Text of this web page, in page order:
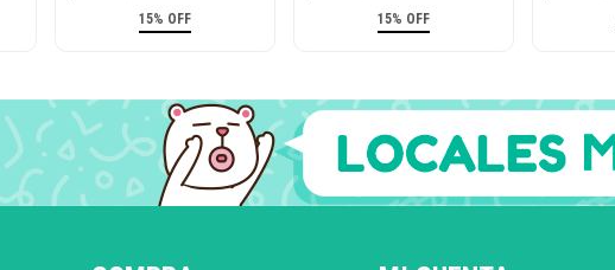
15% OFF 15% OFF